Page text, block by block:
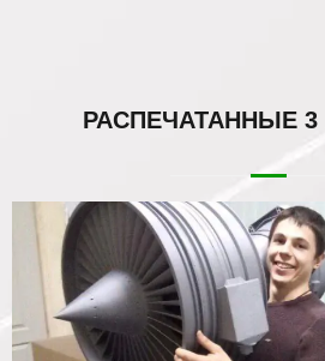
РАСПЕЧАТАННЫЕ